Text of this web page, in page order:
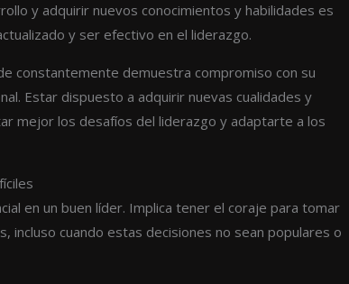
y adquirir nuevos conocimientos y habilidades es
y ser efectivo en el liderazgo.
constantemente demuestra compromiso con su
Estar dispuesto a adquirir nuevas cualidades y
mejor los desafíos del liderazgo y adaptarte a los
en un buen líder. Implica tener el coraje para tomar
incluso cuando estas decisiones no sean populares o